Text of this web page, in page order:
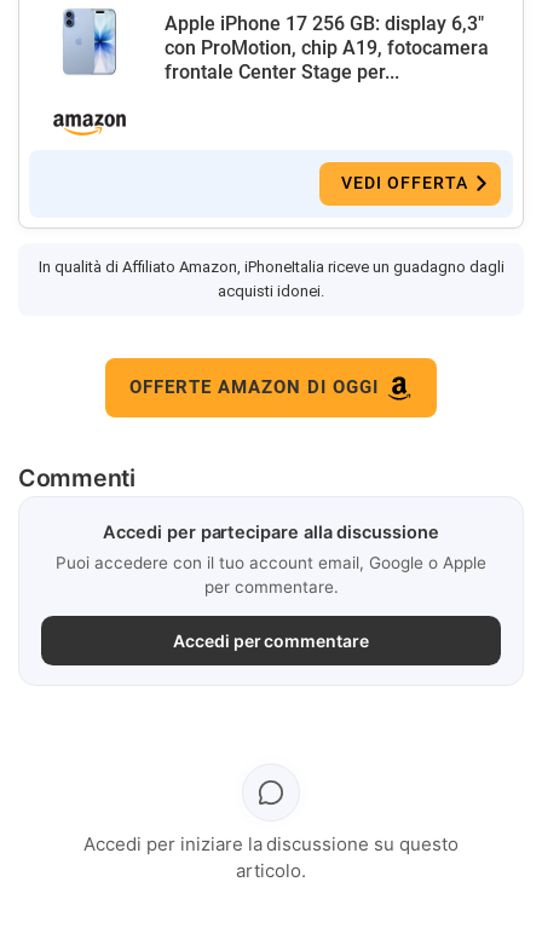
Apple iPhone 17 256 GB: display 6,3"
con ProMotion, chip A19, fotocamera
frontale Center Stage per...
VEDI OFFERTA
In qualità di Affiliato Amazon, iPhoneItalia riceve un guadagno dagli
acquisti idonei.
OFFERTE AMAZON DI OGGI
Commenti
Accedi per partecipare alla discussione
Puoi accedere con il tuo account email, Google o Apple
per commentare.
Accedi per commentare
Accedi per iniziare la discussione su questo
articolo.